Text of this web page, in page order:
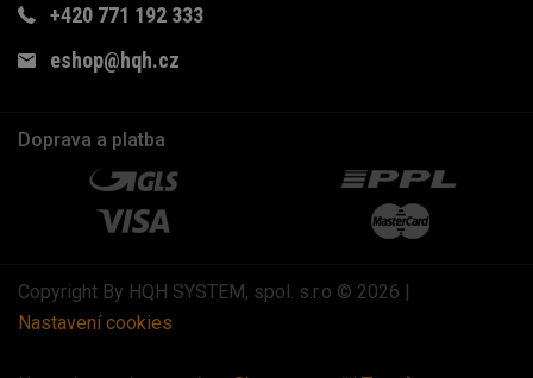
+420 771 192 333
eshop@hqh.cz
Doprava a platba
Copyright By HQH SYSTEM, spol. s.r.o © 2026 |
Nastavení cookies